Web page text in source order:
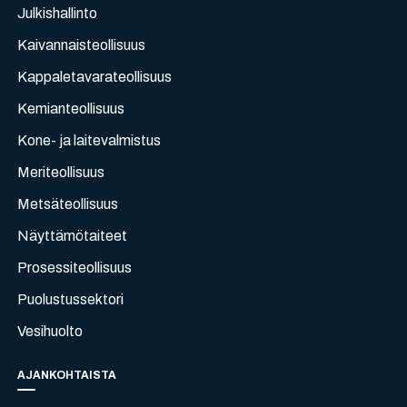
Julkishallinto
Kaivannaisteollisuus
Kappaletavarateollisuus
Kemianteollisuus
Kone- ja laitevalmistus
Meriteollisuus
Metsäteollisuus
Näyttämötaiteet
Prosessiteollisuus
Puolustussektori
Vesihuolto
AJANKOHTAISTA